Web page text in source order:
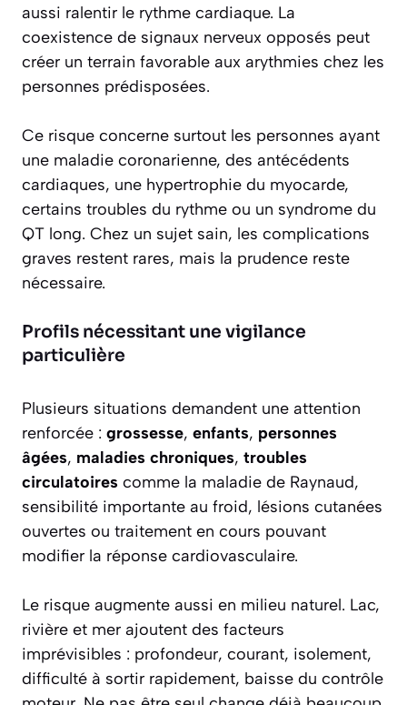
aussi ralentir le rythme cardiaque. La
coexistence de signaux nerveux opposés peut
créer un terrain favorable aux arythmies chez les
personnes prédisposées.
Ce risque concerne surtout les personnes ayant
une maladie coronarienne, des antécédents
cardiaques, une hypertrophie du myocarde,
certains troubles du rythme ou un syndrome du
QT long. Chez un sujet sain, les complications
graves restent rares, mais la prudence reste
nécessaire.
Profils nécessitant une vigilance
particulière
Plusieurs situations demandent une attention
renforcée : grossesse, enfants, personnes
âgées, maladies chroniques, troubles
circulatoires comme la maladie de Raynaud,
sensibilité importante au froid, lésions cutanées
ouvertes ou traitement en cours pouvant
modifier la réponse cardiovasculaire.
Le risque augmente aussi en milieu naturel. Lac,
rivière et mer ajoutent des facteurs
imprévisibles : profondeur, courant, isolement,
difficulté à sortir rapidement, baisse du contrôle